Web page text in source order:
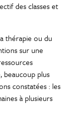
des classes et
thérapie ou du
sur une
beaucoup plus
constatées : les
à plusieurs